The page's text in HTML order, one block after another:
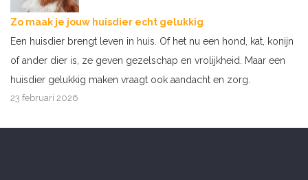
Zo maak je jouw huisdier echt gelukkig
Een huisdier brengt leven in huis. Of het nu een hond, kat, konijn
of ander dier is, ze geven gezelschap en vrolijkheid. Maar een
huisdier gelukkig maken vraagt ook aandacht en zorg.
23 februari 2026